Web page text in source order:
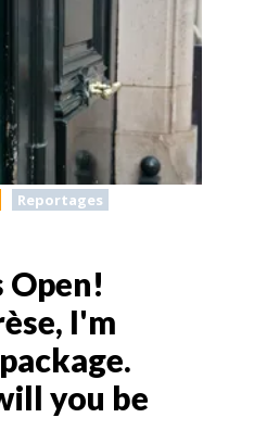
Reportages
Open!
I'm
you be